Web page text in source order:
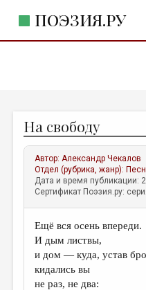
ПОЭЗИЯ.РУ
ЖАНРЫ
АВТОРЫ
КОММЕНТАРИИ
ЛИТСАЛОН
НОВОСТИ
ПРАВИЛА САЙТА
ОТДЕЛЫ И РУБРИКИ
На свободу
Автор:Александр Чекалов
Отдел (рубрика, жанр):
Дата и время публикации:
Сертификат Поэзия.ру:
Ещё вся осень впереди.
И дым листвы,
и дом — куда, устав
кидались вы
не раз, не два: